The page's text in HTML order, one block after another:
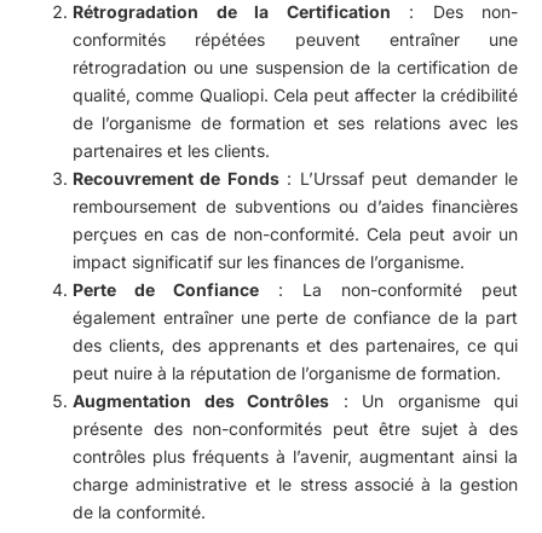
Rétrogradation de la Certification : Des non-
conformités répétées peuvent entraîner une
rétrogradation ou une suspension de la certification de
qualité, comme Qualiopi. Cela peut affecter la crédibilité
de l’organisme de formation et ses relations avec les
partenaires et les clients.
Recouvrement de Fonds: L’Urssaf peut demander le
remboursement de subventions ou d’aides financières
perçues en cas de non-conformité. Cela peut avoir un
impact significatif sur les finances de l’organisme.
Perte de Confiance : La non-conformité peut
également entraîner une perte de confiance de la part
des clients, des apprenants et des partenaires, ce qui
peut nuire à la réputation de l’organisme de formation.
Augmentation des Contrôles : Un organisme qui
présente des non-conformités peut être sujet à des
contrôles plus fréquents à l’avenir, augmentant ainsi la
charge administrative et le stress associé à la gestion
de la conformité.